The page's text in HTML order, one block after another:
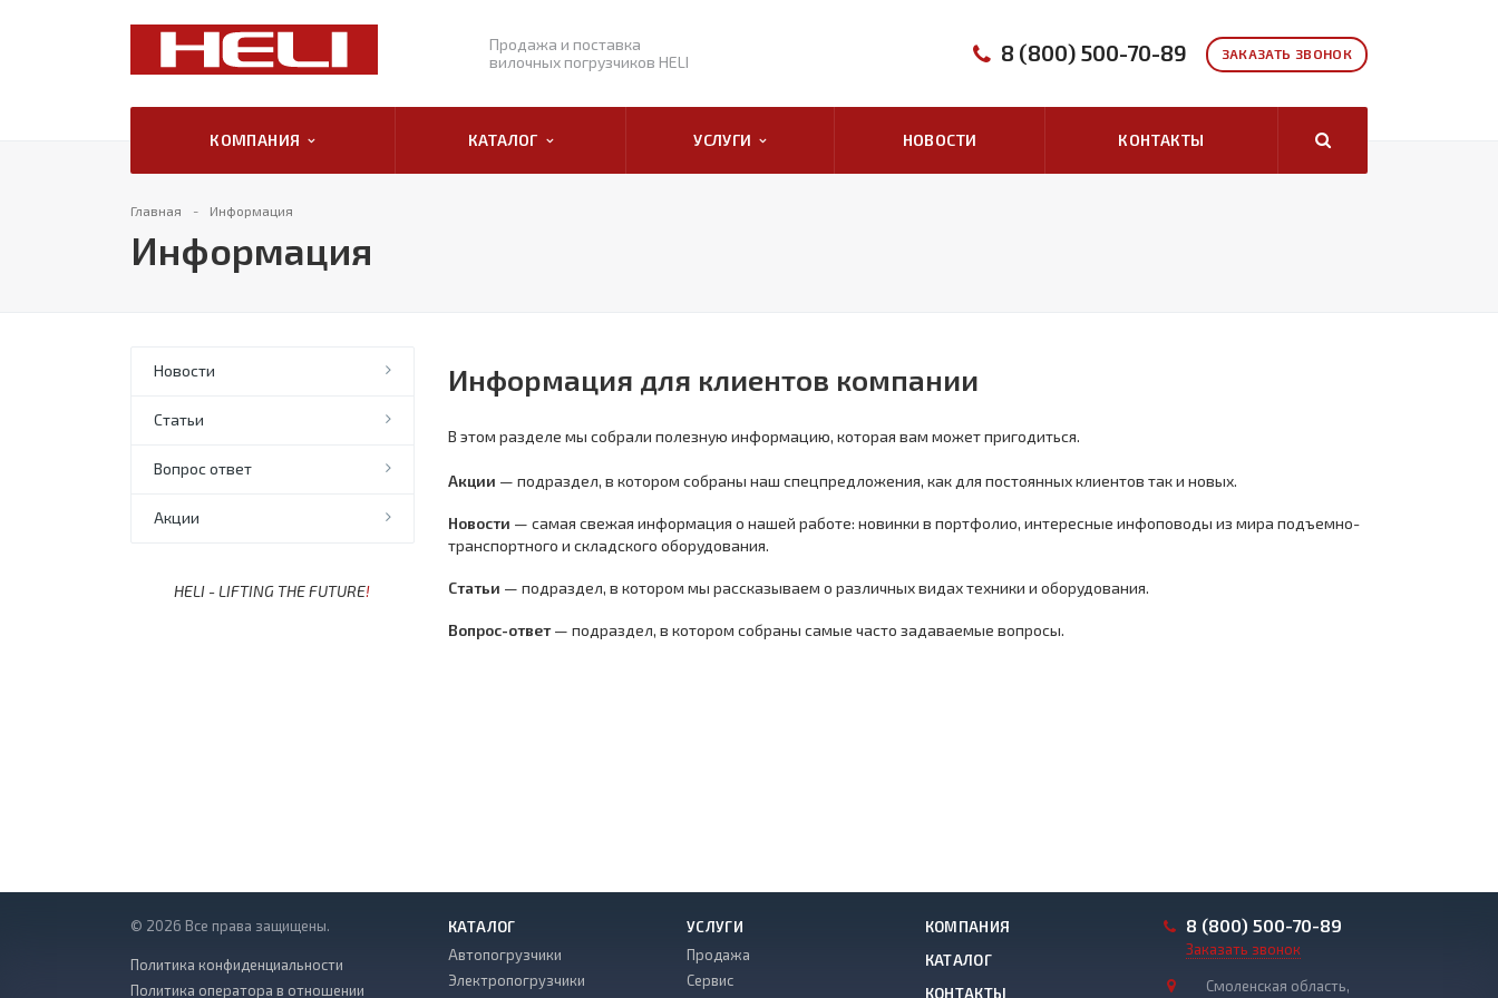
Продажа и поставка
вилочных погрузчиков HELI
ЗАКАЗАТЬ ЗВОНОК
8 (800) 500-70-89
КОМПАНИЯ КАТАЛОГ УСЛУГИ НОВОСТИ КОНТАКТЫ
Главная Информация
Информация
Новости
Статьи
Вопрос ответ
Акции
HELI - LIFTING THE FUTURE!
Информация для клиентов компании
В этом разделе мы собрали полезную информацию, которая вам может пригодиться.
Акции — подраздел, в котором собраны наш спецпредложения, как для постоянных клиентов так и новых.
Новости — самая свежая информация о нашей работе: новинки в портфолио, интересные инфоповоды из мира подъемно-
транспортного и складского оборудования.
Статьи — подраздел, в котором мы рассказываем о различных видах техники и оборудования.
Вопрос-ответ— подраздел, в котором собраны самые часто задаваемые вопросы.
© 2026 Все права защищены.
Политика конфиденциальности
Политика оператора в отношении
КАТАЛОГ
Автопогрузчики
Электропогрузчики
УСЛУГИ
Продажа
Сервис
КОМПАНИЯ
КАТАЛОГ
КОНТАКТЫ
8 (800) 500-70-89
Заказать звонок
Смоленская область,